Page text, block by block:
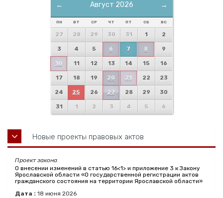
← →
Август 2026
ПН ВТ СР ЧТ ПТ СБ ВС
27 28 29 30 31 1 2
3 4 5 6 7 8 9
10 11 12 13 14 15 16
17 18 19 20 21 22 23
24 25 26 27 28 29 30
31 1 2 3 4 5 6
Новые проекты правовых актов
Проект закона
О внесении изменений в статью 16<1> и приложение 3 к Закону
Ярославской области «О государственной регистрации актов
гражданского состояния на территории Ярославской области»
Дата : 18 июня 2026